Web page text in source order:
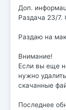
Доп.
Раздача 23/7.
Раздаю на
Внимание!
Если вы еще
нужно
скачанные
Последнее